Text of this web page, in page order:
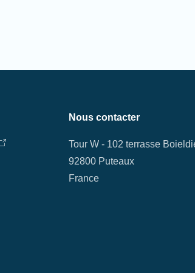
Nous contacter
Tour W - 102 terrasse
92800 Puteaux
France